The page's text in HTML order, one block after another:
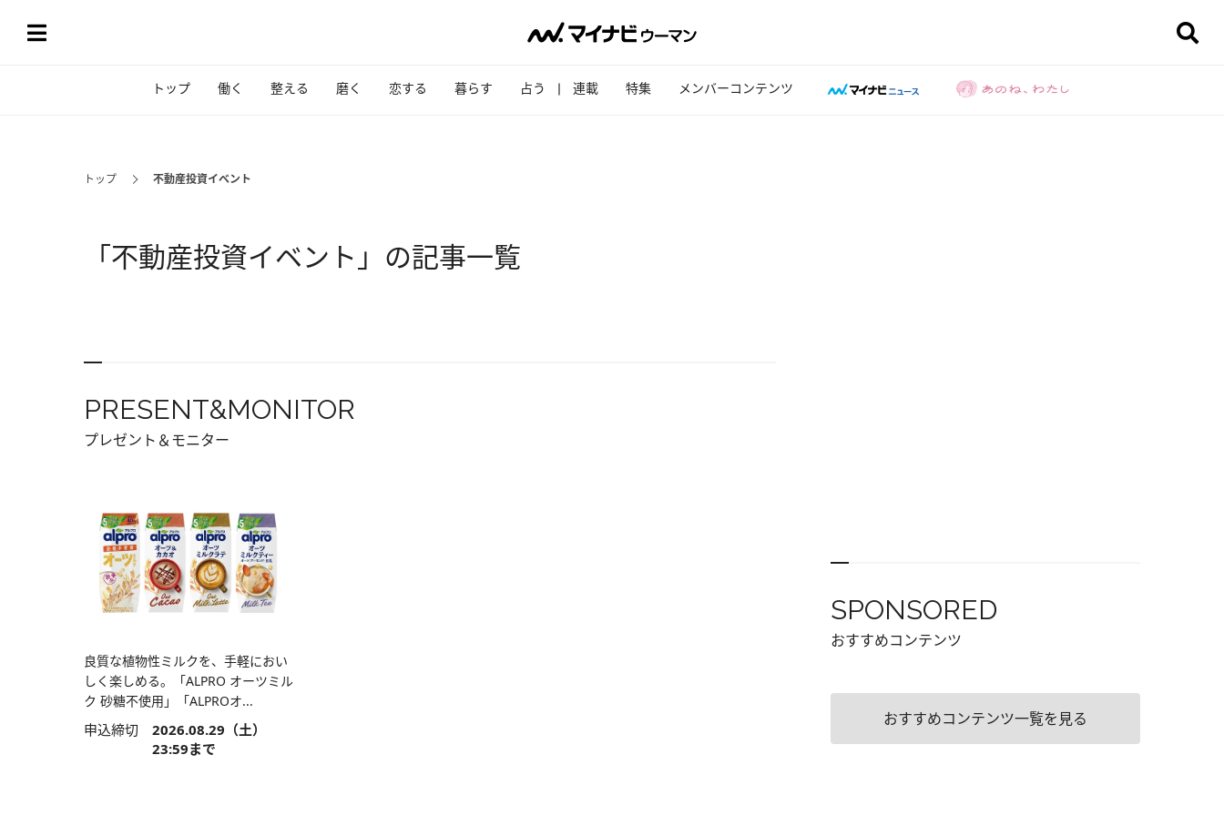
トップ 働く 整える 磨く 恋する 暮らす 占う 連載 特集 メンバーコンテンツ
トップ 不動産投資イベント
「不動産投資イベント」の記事一覧
PRESENT&MONITOR
プレゼント＆モニター
良質な植物性ミルクを、手軽におい
しく楽しめる。「ALPRO オーツミル
ク 砂糖不使用」「ALPROオ...
申込締切 2026.08.29（土）
23:59まで
SPONSORED
おすすめコンテンツ
おすすめコンテンツ一覧を見る